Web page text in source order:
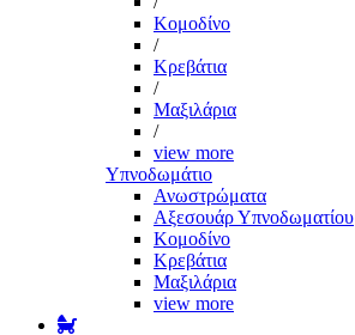
Κομοδίνο
/
Κρεβάτια
/
Μαξιλάρια
/
view more
Υπνοδωμάτιο
Ανωστρώματα
Αξεσουάρ Υπνοδωματίου
Κομοδίνο
Κρεβάτια
Μαξιλάρια
view more